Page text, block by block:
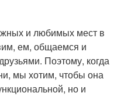
и любимых мест в
ем, общаемся и
Поэтому, когда
мы хотим, чтобы она
но и